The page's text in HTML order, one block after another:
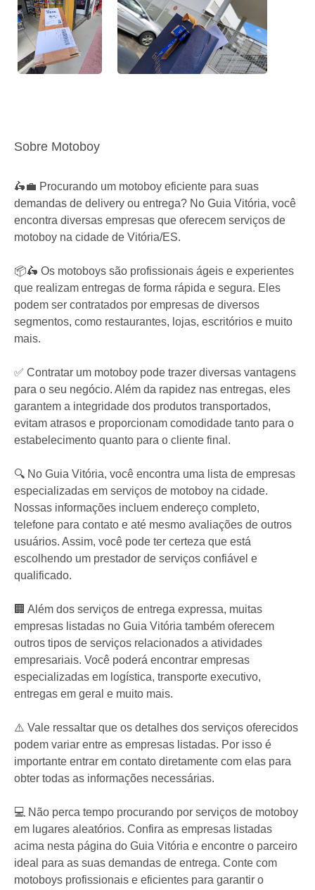
Sobre Motoboy
🛵💼 Procurando um motoboy eficiente para suas
demandas de delivery ou entrega? No Guia Vitória, você
encontra diversas empresas que oferecem serviços de
motoboy na cidade de Vitória/ES.
📦🛵 Os motoboys são profissionais ágeis e experientes
que realizam entregas de forma rápida e segura. Eles
podem ser contratados por empresas de diversos
segmentos, como restaurantes, lojas, escritórios e muito
mais.
✅ Contratar um motoboy pode trazer diversas vantagens
para o seu negócio. Além da rapidez nas entregas, eles
garantem a integridade dos produtos transportados,
evitam atrasos e proporcionam comodidade tanto para o
estabelecimento quanto para o cliente final.
🔍 No Guia Vitória, você encontra uma lista de empresas
especializadas em serviços de motoboy na cidade.
Nossas informações incluem endereço completo,
telefone para contato e até mesmo avaliações de outros
usuários. Assim, você pode ter certeza que está
escolhendo um prestador de serviços confiável e
qualificado.
🏢 Além dos serviços de entrega expressa, muitas
empresas listadas no Guia Vitória também oferecem
outros tipos de serviços relacionados a atividades
empresariais. Você poderá encontrar empresas
especializadas em logística, transporte executivo,
entregas em geral e muito mais.
⚠️ Vale ressaltar que os detalhes dos serviços oferecidos
podem variar entre as empresas listadas. Por isso é
importante entrar em contato diretamente com elas para
obter todas as informações necessárias.
💻 Não perca tempo procurando por serviços de motoboy
em lugares aleatórios. Confira as empresas listadas
acima nesta página do Guia Vitória e encontre o parceiro
ideal para as suas demandas de entrega. Conte com
motoboys profissionais e eficientes para garantir o